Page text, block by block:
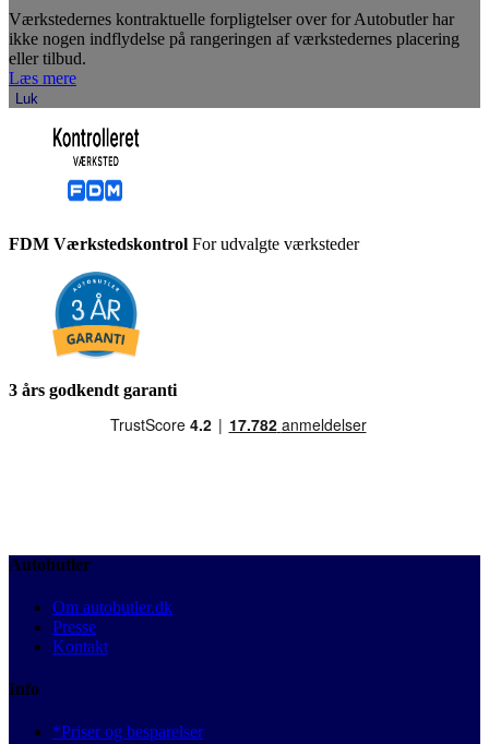
Værkstedernes kontraktuelle forpligtelser over for Autobutler har
ikke nogen indflydelse på rangeringen af værkstedernes placering
eller tilbud.
Læs mere
Luk
FDM Værkstedskontrol For udvalgte værksteder
3 års godkendt garanti
Autobutler
Om autobutler.dk
Presse
Kontakt
Info
*Priser og besparelser